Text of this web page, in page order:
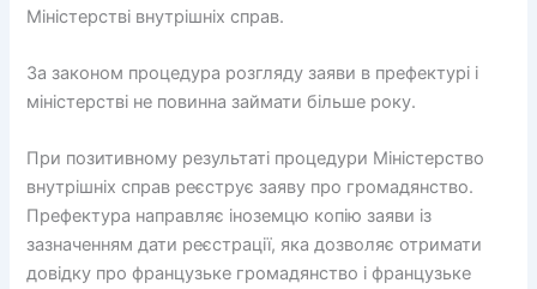
Міністерстві внутрішніх справ.
За законом процедура розгляду заяви в префектурі і
міністерстві не повинна займати більше року.
При позитивному результаті процедури Міністерство
внутрішніх справ реєструє заяву про громадянство.
Префектура направляє іноземцю копію заяви із
зазначенням дати реєстрації, яка дозволяє отримати
довідку про французьке громадянство і французьке